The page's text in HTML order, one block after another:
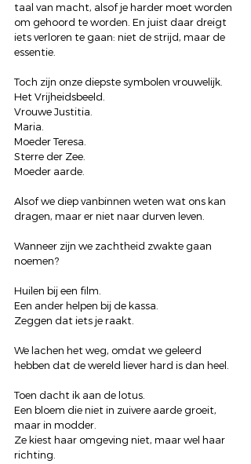
taal van macht, alsof je harder moet worden
om gehoord te worden. En juist daar dreigt
iets verloren te gaan: niet de strijd, maar de
essentie.
Toch zijn onze diepste symbolen vrouwelijk.
Het Vrijheidsbeeld.
Vrouwe Justitia.
Maria.
Moeder Teresa.
Sterre der Zee.
Moeder aarde.
Alsof we diep vanbinnen weten wat ons kan
dragen, maar er niet naar durven leven.
Wanneer zijn we zachtheid zwakte gaan
noemen?
Huilen bij een film.
Een ander helpen bij de kassa.
Zeggen dat iets je raakt.
We lachen het weg, omdat we geleerd
hebben dat de wereld liever hard is dan heel.
Toen dacht ik aan de lotus.
Een bloem die niet in zuivere aarde groeit,
maar in modder.
Ze kiest haar omgeving niet, maar wel haar
richting.